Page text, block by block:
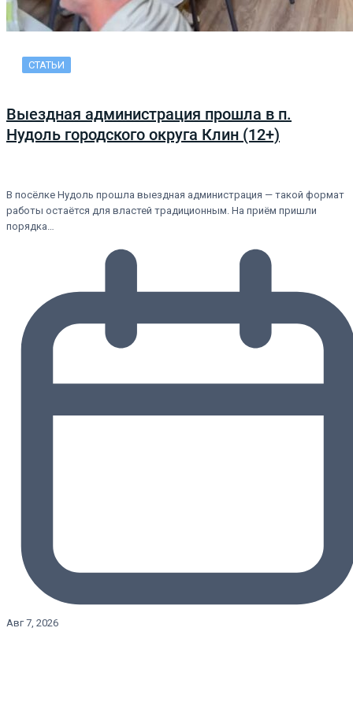
СТАТЬИ
Выездная администрация прошла в п.
Нудоль городского округа Клин (12+)
В посёлке Нудоль прошла выездная администрация — такой формат
работы остаётся для властей традиционным. На приём пришли
порядка…
Авг 7, 2026